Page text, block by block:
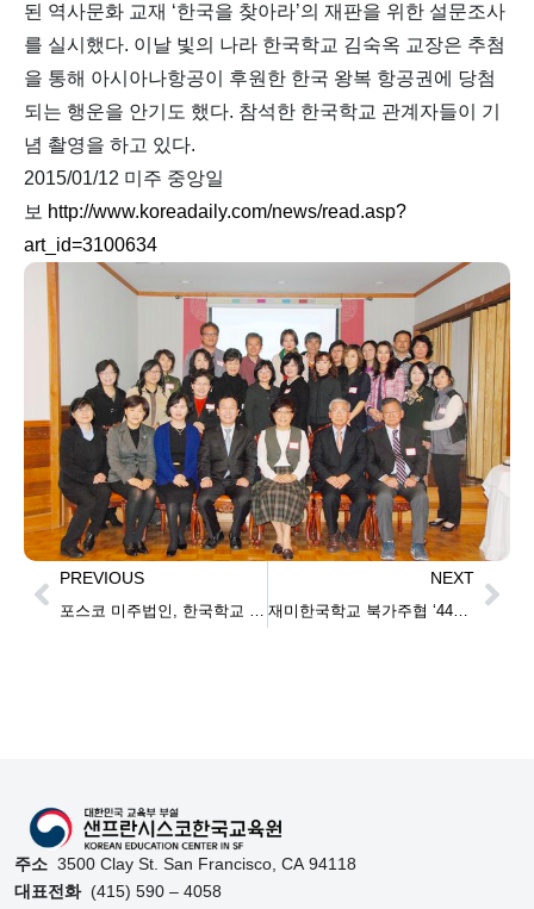
된 역사문화 교재 ‘한국을 찾아라’의 재판을 위한 설문조사
를 실시했다. 이날 빛의 나라 한국학교 김숙옥 교장은 추첨
을 통해 아시아나항공이 후원한 한국 왕복 항공권에 당첨
되는 행운을 안기도 했다. 참석한 한국학교 관계자들이 기
념 촬영을 하고 있다.
2015/01/12 미주 중앙일
보 http://www.koreadaily.com/news/read.asp?
art_id=3100634
PREVIOUS
포스코 미주법인, 한국학교 4곳에 1만달러 지원
NEXT
재미한국학교 북가주협 ‘44차 교사연수회’ “수업중 학생 참여시키면 집중도 향상”
주소 3500 Clay St. San Francisco, CA 94118
대표전화(415) 590 – 4058